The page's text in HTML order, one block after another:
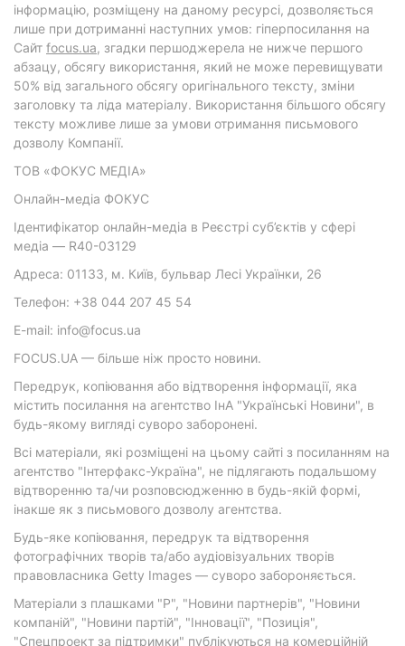
інформацію, розміщену на даному ресурсі, дозволяється
лише при дотриманні наступних умов: гіперпосилання на
Cайт focus.ua, згадки першоджерела не нижче першого
абзацу, обсягу використання, який не може перевищувати
50% від загального обсягу оригінального тексту, зміни
заголовку та ліда матеріалу. Використання більшого обсягу
тексту можливе лише за умови отримання письмового
дозволу Компанії.
ТОВ «ФОКУС МЕДІА»
Онлайн-медіа ФОКУС
Ідентифікатор онлайн-медіа в Реєстрі суб’єктів у сфері
медіа — R40-03129
Адреса: 01133, м. Київ, бульвар Лесі Українки, 26
Телефон: +38 044 207 45 54
E-mail: info@focus.ua
FOCUS.UA — більше ніж просто новини.
Передрук, копіювання або відтворення інформації, яка
містить посилання на агентство ІнА "Українські Новини", в
будь-якому вигляді суворо заборонені.
Всі матеріали, які розміщені на цьому сайті з посиланням на
агентство "Інтерфакс-Україна", не підлягають подальшому
відтворенню та/чи розповсюдженню в будь-якій формі,
інакше як з письмового дозволу агентства.
Будь-яке копіювання, передрук та відтворення
фотографічних творів та/або аудіовізуальних творів
правовласника Getty Images — суворо забороняється.
Матеріали з плашками "Р", "Новини партнерів", "Новини
компаній", "Новини партій", "Інновації", "Позиція",
"Спецпроект за підтримки" публікуються на комерційній